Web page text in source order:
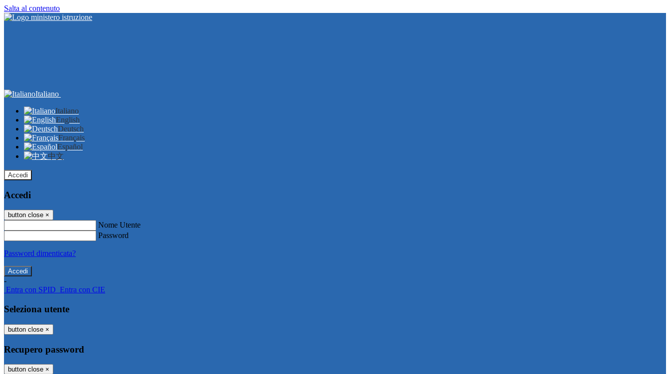
Salta al contenuto
Italiano
Italiano
English
Deutsch
Français
Español
中文
Accedi
Accedi
button close ×
Nome Utente
Password
Password dimenticata?
-
Entra con SPID Entra con CIE
Seleziona utente
button close ×
Recupero password
button close ×